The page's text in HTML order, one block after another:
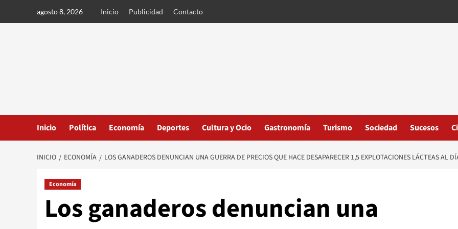
agosto 8, 2026 Inicio Publicidad Contacto
Inicio Política Economía Deportes Cultura y Ocio Gastronomía Turismo Sociedad Sucesos
INICIO ECONOMÍA LOS GANADEROS DENUNCIAN UNA GUERRA DE PRECIOS QUE HACE DESAPARECER 1,5 EXPLOTACIONES LÁCTEAS AL
Economía
Los ganaderos denuncian una